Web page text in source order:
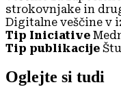
strokovnjake in
Digitalne veščine v
Tip Iniciative
Tip publikacije
Oglejte si tudi